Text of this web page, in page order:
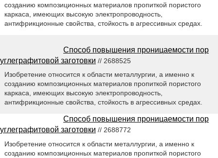
созданию композиционных материалов пропиткой пористого
каркаса, имеющих высокую электропроводность,
антифрикционные свойства, стойкость в агрессивных средах.
Способ повышения проницаемости пор
углеграфитовой заготовки // 2688525
Изобретение относится к области металлургии, а именно к
созданию композиционных материалов пропиткой пористого
каркаса, имеющих высокую электропроводность,
антифрикционные свойства, стойкость в агрессивных средах.
Способ повышения проницаемости пор
углеграфитовой заготовки // 2688772
Изобретение относится к области металлургии, а именно к
созданию композиционных материалов пропиткой пористого